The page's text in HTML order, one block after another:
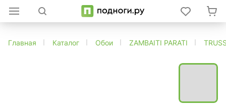
Главная Каталог Обои ZAMBAITI PARATI